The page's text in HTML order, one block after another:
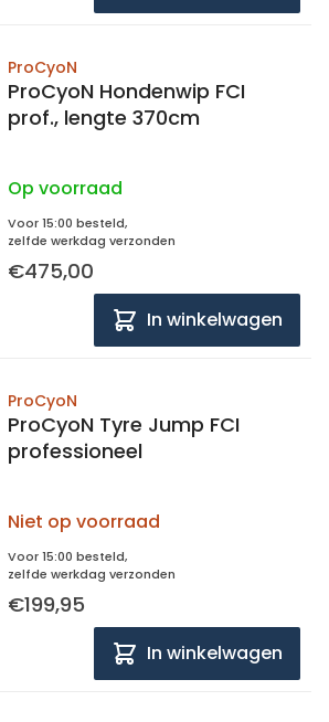
ProCyoN
ProCyoN Hondenwip FCI
prof., lengte 370cm
Op voorraad
Voor 15:00 besteld,
zelfde werkdag verzonden
€475,00
In winkelwagen
ProCyoN
ProCyoN Tyre Jump FCI
professioneel
Niet op voorraad
Voor 15:00 besteld,
zelfde werkdag verzonden
€199,95
In winkelwagen